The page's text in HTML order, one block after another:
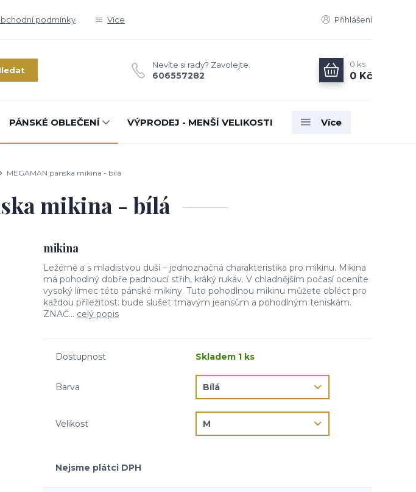
podmínky Více Přihlášení
Nevíte si rady? Zavolejte.
606557282
0 ks
0 Kč
PÁNSKÉ OBLEČENÍ VÝPRODEJ - MENŠÍ VELIKOSTI Více
MEGAMAN pánska mikina - bílá
mikina - bílá
mikina
Ležérně a s mladistvou duší – jednoznačná charakteristika pro mikinu. Mikina
má pohodlný dobře padnoucí střih, kráký rukáv. V chladnějším počasí oceníte
vysoký límec této pánské mikiny. Tuto pohodlnou mikinu můžete obléct pro
každou příležitost. bude slušet tmavým jeansům a pohodlným teniskám.
ZNAČ... celý popis
Dostupnost Skladem 1 ks
Barva
Velikost
Nejsme plátci DPH